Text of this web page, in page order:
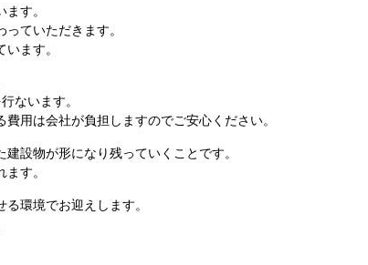
す。
ていただきます。
ます。
ないます。
用は会社が負担しますのでご安心ください。
設物が形になり残っていくことです。
す。
環境でお迎えします。